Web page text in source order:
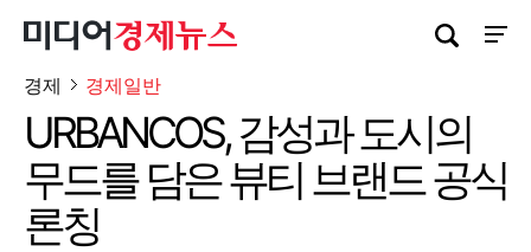
사이
검색창 열기
경제 경제일반
URBANCOS, 감성과 도시의
무드를 담은 뷰티 브랜드 공식
론칭